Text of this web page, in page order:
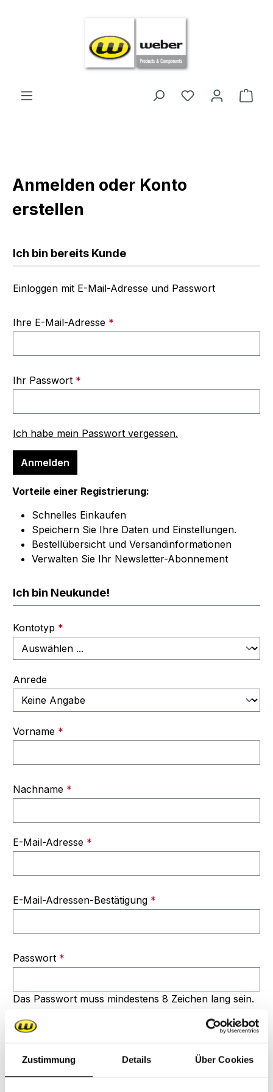
Zustimmung Details Über Cookies
Anmelden oder Konto
erstellen
Ich bin bereits Kunde
Einloggen mit E-Mail-Adresse und Passwort
Ihre E-Mail-Adresse *
Ihr Passwort *
Ich habe mein Passwort vergessen.
Anmelden
Vorteile einer Registrierung:
Schnelles Einkaufen
Speichern Sie Ihre Daten und Einstellungen.
Bestellübersicht und Versandinformationen
Verwalten Sie Ihr Newsletter-Abonnement
Ich bin Neukunde!
Persönliche Informationen
Kontotyp *
Anrede
Vorname *
Nachname *
E-Mail-Adresse *
E-Mail-Adressen-Bestätigung *
Passwort *
Das Passwort muss mindestens 8 Zeichen lang sein.
Ihre Adresse
Straße und Hausnummer*